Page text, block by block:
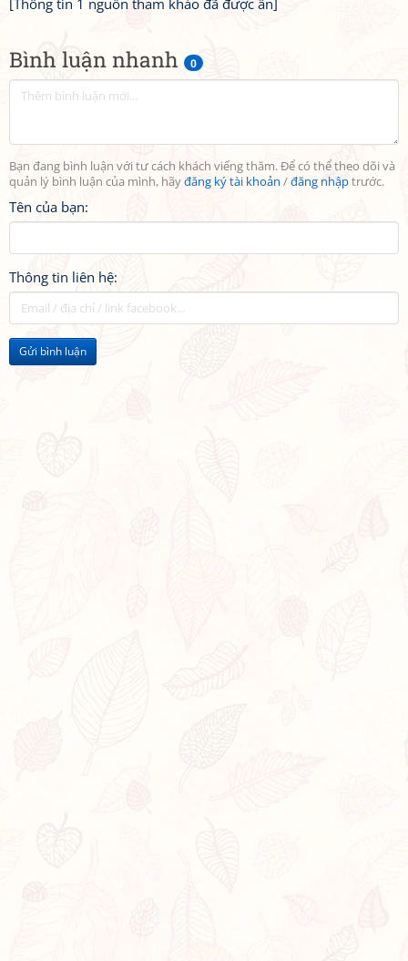
Bình luận nhanh 0
Bạn đang bình luận với tư cách khách viếng thăm. Để có thể theo dõi và
quản lý bình luận của mình, hãyđăng ký tài khoản /đăng nhậptrước.
Tên của bạn:
Thông tin liên hệ:
Gửi bình luận
[Thông tin 1 nguồn tham khảo đã được ẩn]